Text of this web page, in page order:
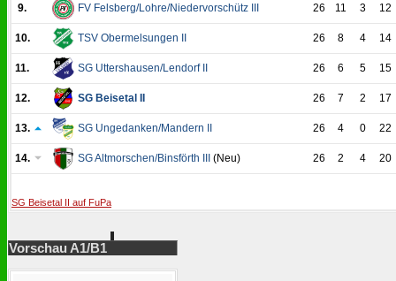
9. FV Felsberg/Lohre/Niedervorschütz III 26 11 3 12
10. TSV Obermelsungen II 26 8 4 14
11. SG Uttershausen/Lendorf II 26 6 5 15
12. SG Beisetal II 26 7 2 17
13. SG Ungedanken/Mandern II 26 4 0 22
14. SG Altmorschen/Binsförth III (Neu) 26 2 4 20
SG Beisetal II auf FuPa
Vorschau A1/B1